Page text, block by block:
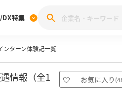
投稿キャンペーン
ブランド調査
特集
ンターン体験記一覧
情報（全1
お気に入り (